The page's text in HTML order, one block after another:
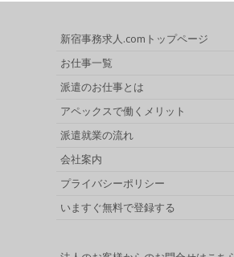
新宿事務求人.comトップページ
お仕事一覧
派遣のお仕事とは
アペックスで働くメリット
派遣就業の流れ
会社案内
プライバシーポリシー
いますぐ無料で登録する